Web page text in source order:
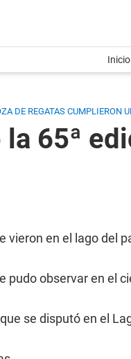
Inicio
DE REGATAS
65ª
vieron en el lago del
pudo observar en el
se disputó en el